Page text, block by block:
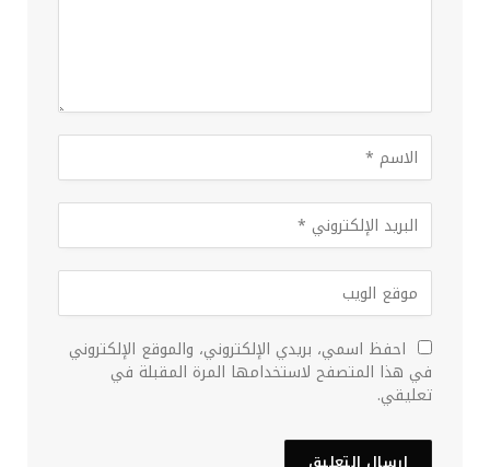
احفظ اسمي، بريدي الإلكتروني، والموقع الإلكتروني
في هذا المتصفح لاستخدامها المرة المقبلة في
تعليقي.